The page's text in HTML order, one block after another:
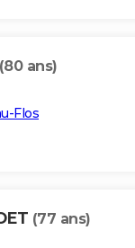
(80 ans)
Flos
(77 ans)